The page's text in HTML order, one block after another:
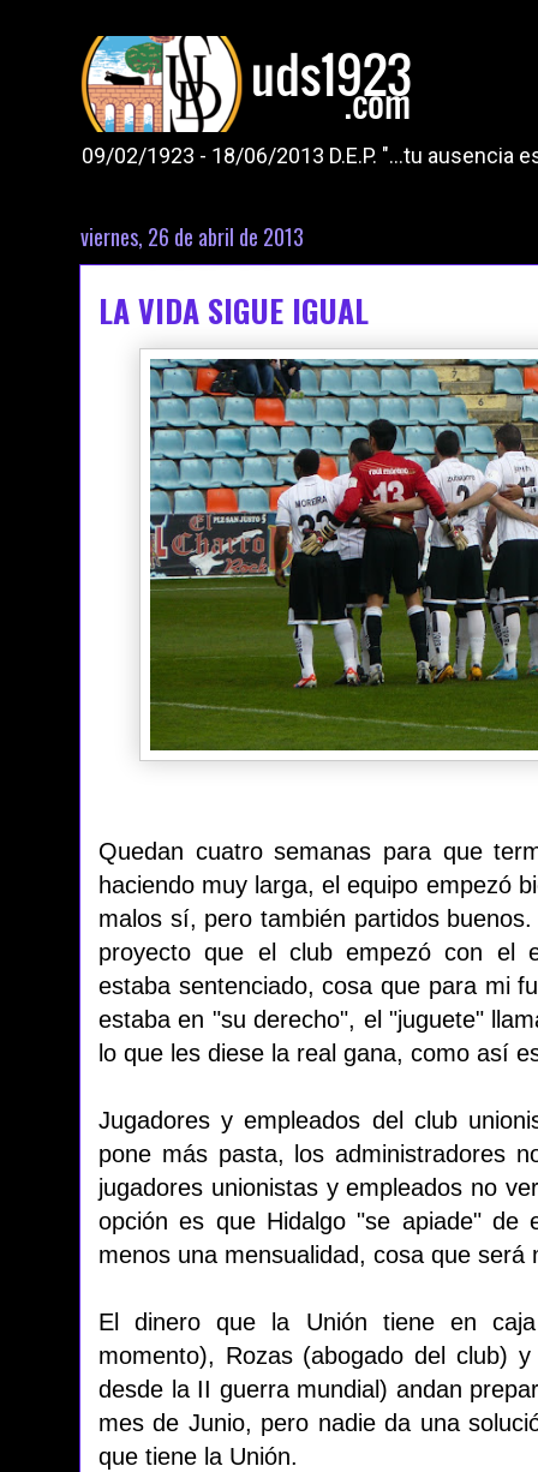
09/02/1923 - 18/06/2013 D.E.P. "...tu ausencia
viernes, 26 de abril de 2013
LA VIDA SIGUE IGUAL
Quedan cuatro semanas para que
haciendo muy larga, el equipo empezó
malos sí, pero también partidos
proyecto que el club empezó con el
estaba sentenciado, cosa que para mi
estaba en "su derecho", el "juguete"
lo que les diese la real gana, como así
Jugadores y empleados del club
pone más pasta, los administradores
jugadores unionistas y empleados no
opción es que Hidalgo "se apiade" de
menos una mensualidad, cosa que
El dinero que la Unión tiene en
momento), Rozas (abogado del club)
desde la II guerra mundial) andan
mes de Junio, pero nadie da una
que tiene la Unión.